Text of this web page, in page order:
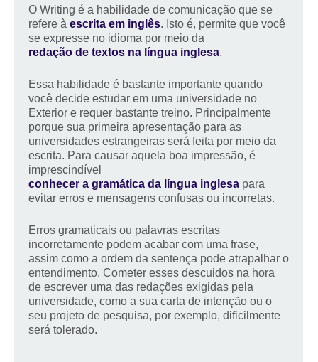
O Writing é a habilidade de comunicação que se
refere à escrita em inglês. Isto é, permite que você
se expresse no idioma por meio da
redação de textos na língua inglesa.
Essa habilidade é bastante importante quando
você decide estudar em uma universidade no
Exterior e requer bastante treino. Principalmente
porque sua primeira apresentação para as
universidades estrangeiras será feita por meio da
escrita. Para causar aquela boa impressão, é
imprescindível
conhecer a gramática da língua inglesa para
evitar erros e mensagens confusas ou incorretas.
Erros gramaticais ou palavras escritas
incorretamente podem acabar com uma frase,
assim como a ordem da sentença pode atrapalhar o
entendimento. Cometer esses descuidos na hora
de escrever uma das redações exigidas pela
universidade, como a sua carta de intenção ou o
seu projeto de pesquisa, por exemplo, dificilmente
será tolerado.